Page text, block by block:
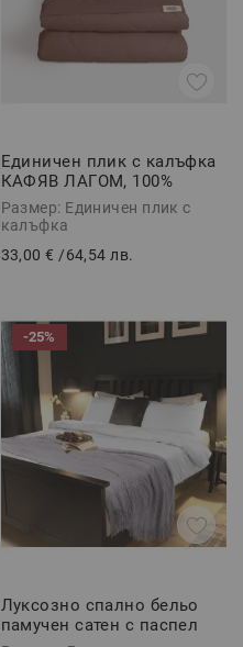
Единичен плик с калъфка
КАФЯВ ЛАГОМ, 100%
Памук Ранфорс, 2 части
Размер: Единичен плик с
калъфка
33,00 € /64,54 лв.
-25%
Луксозно спално бельо
памучен сатен с паспел